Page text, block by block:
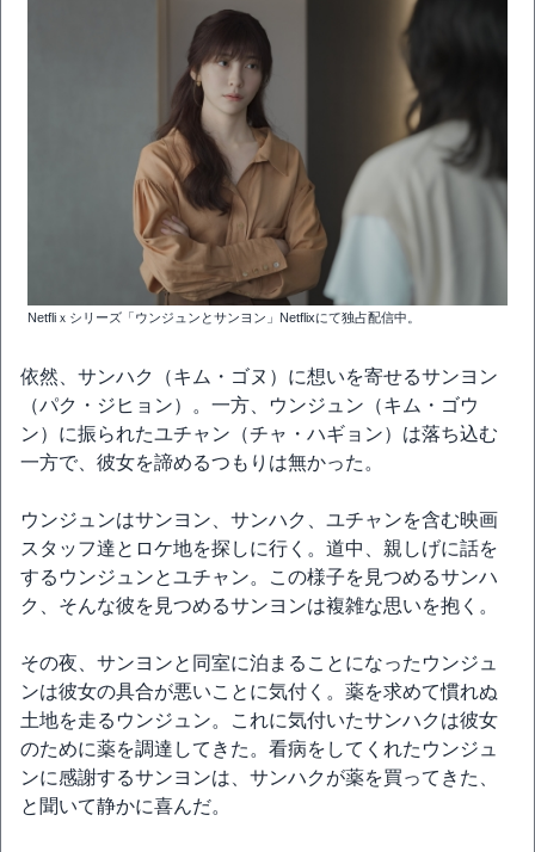
Netfliｘシリーズ「ウンジュンとサンヨン」Netflixにて独占配信中。
依然、サンハク（キム・ゴヌ）に想いを寄せるサンヨン
（パク・ジヒョン）。一方、ウンジュン（キム・ゴウ
ン）に振られたユチャン（チャ・ハギョン）は落ち込む
一方で、彼女を諦めるつもりは無かった。
ウンジュンはサンヨン、サンハク、ユチャンを含む映画
スタッフ達とロケ地を探しに行く。道中、親しげに話を
するウンジュンとユチャン。この様子を見つめるサンハ
ク、そんな彼を見つめるサンヨンは複雑な思いを抱く。
その夜、サンヨンと同室に泊まることになったウンジュ
ンは彼女の具合が悪いことに気付く。薬を求めて慣れぬ
土地を走るウンジュン。これに気付いたサンハクは彼女
のために薬を調達してきた。看病をしてくれたウンジュ
ンに感謝するサンヨンは、サンハクが薬を買ってきた、
と聞いて静かに喜んだ。